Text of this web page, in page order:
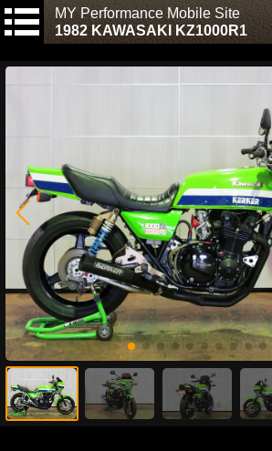
MY Performance Mobile Site
1982 KAWASAKI KZ1000R1